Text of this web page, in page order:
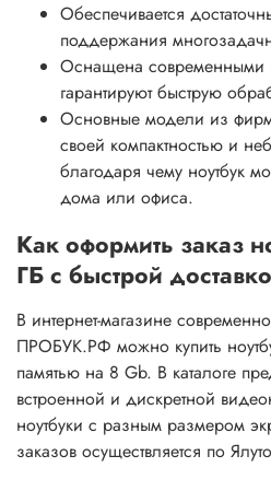
Обеспечивается
поддержания
Оснащена современными
гарантируют быструю
Основные модели из
своей компактностью и
благодаря чему ноутбук
дома или офиса.
Как оформить заказ
ГБ с быстрой
В интернет-магазине
ПРОБУК.РФ можно купить
памятью на 8 Gb. В каталоге
встроенной и дискретной
ноутбуки с разным размером
заказов осуществляется по